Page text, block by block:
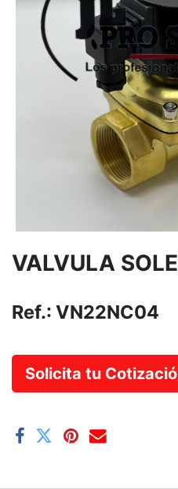
VALVULA
Ref.: VN22NC04
Solicita tu